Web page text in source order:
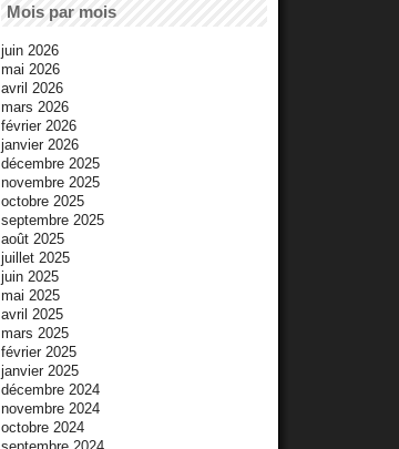
Mois par mois
juin 2026
mai 2026
avril 2026
mars 2026
février 2026
janvier 2026
décembre 2025
novembre 2025
octobre 2025
septembre 2025
août 2025
juillet 2025
juin 2025
mai 2025
avril 2025
mars 2025
février 2025
janvier 2025
décembre 2024
novembre 2024
octobre 2024